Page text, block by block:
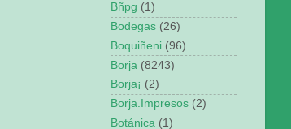
Bñpg (1)
Bodegas (26)
Boquiñeni (96)
Borja (8243)
Borja¡ (2)
Borja.Impresos (2)
Botánica (1)